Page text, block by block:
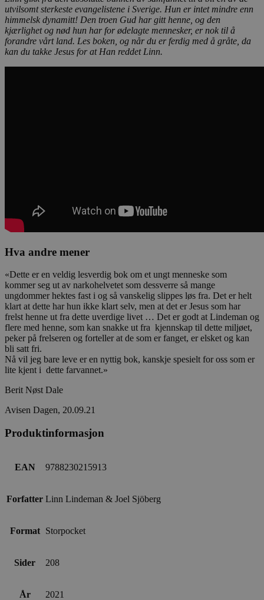
utvilsomt sterkeste evangelistene i Sverige. Hun er intet mindre enn
himmelsk dynamitt! Den troen Gud har gitt henne, og den
kjærlighet og nød hun har for ødelagte mennesker, er nok til å
forandre vårt land. Les boken, og når du er ferdig med å gråte, da
kan du takke Jesus for at Han reddet Linn.
Hva andre mener
«Dette er en veldig lesverdig bok om et ungt menneske som
kommer seg ut av narkohelvetet som dessverre så mange
ungdommer hektes fast i og så vanskelig slippes løs fra. Det er helt
klart at dette har hun ikke klart selv, men at det er Jesus som har
frelst henne ut fra dette uverdige livet … Det er godt at Lindeman og
flere med henne, som kan snakke ut fra kjennskap til dette miljøet,
peker på frelseren og forteller at de som er fanget, er elsket og kan
bli satt fri.
Nå vil jeg bare leve er en nyttig bok, kanskje spesielt for oss som er
lite kjent i dette farvannet.»
Berit Nøst Dale
Avisen Dagen, 20.09.21
Produktinformasjon
EAN 9788230215913
Forfatter Linn Lindeman & Joel Sjöberg
Format Storpocket
Sider 208
År 2021